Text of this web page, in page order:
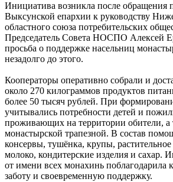
Инициатива возникла после обращения
Выксунской епархии к руководству
областного союза потребительских
Председатель Совета НОСПО Алексей
просьба о поддержке насельниц
незадолго до этого.
Кооператоры оперативно собрали и
около 270 килограммов продуктов
более 50 тысяч рублей. При
учитывались потребности детей и
проживающих на территории обители, а
монастырской трапезной. В состав
консервы, тушёнка, крупы,
молоко, кондитерские изделия и сахар.
от имени всех монахинь поблагодарила
заботу и своевременную поддержку.